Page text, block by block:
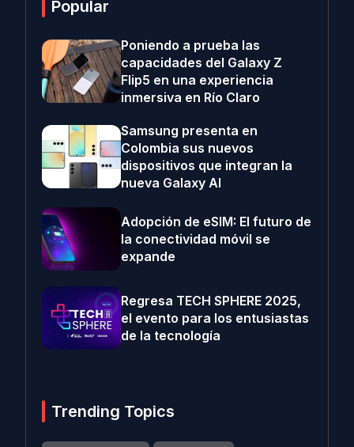
Popular
Poniendo a prueba las
capacidades del Galaxy Z
Flip5 en una experiencia
inmersiva en Río Claro
Samsung presenta en
Colombia sus nuevos
dispositivos que integran la
nueva Galaxy AI
Adopción de eSIM: El futuro de
la conectividad móvil se
expande
Regresa TECH SPHERE 2025,
el evento para los entusiastas
de la tecnología
Trending Topics